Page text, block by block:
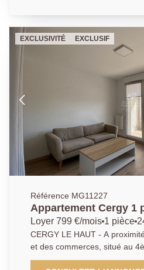
150 € dont 170 € de charges
Dépôt de garantie 980 €
€ dont 191,70 € d'état des
EXCLUSIVITÉ EXCLUSIF
Référence MG11227
Appartement Cergy 1
Loyer 799 €/mois 1 pièce
CERGY LE HAUT - A proximité immédiate de la gare
et des commerces, situé au
résidence sécurisée avec